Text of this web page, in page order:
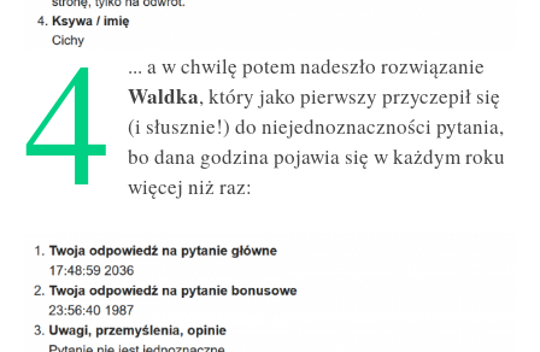
4 ... a w chwilę potem nadeszło rozwiązanie
Waldka, który jako pierwszy przyczepił się
(i słusznie!) do niejednoznaczności pytania,
bo dana godzina pojawia się w każdym roku
więcej niż raz: